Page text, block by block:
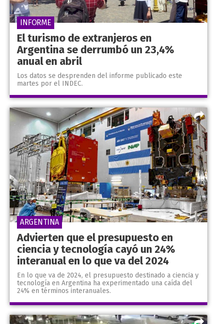
El turismo de extranjeros en
Argentina se derrumbó un 23,4%
anual en abril
Los datos se desprenden del informe publicado este
martes por el INDEC.
INFORME
Advierten que el presupuesto en
ciencia y tecnología cayó un 24%
interanual en lo que va del 2024
En lo que va de 2024, el presupuesto destinado a ciencia y
tecnología en Argentina ha experimentado una caída del
24% en términos interanuales.
ARGENTINA